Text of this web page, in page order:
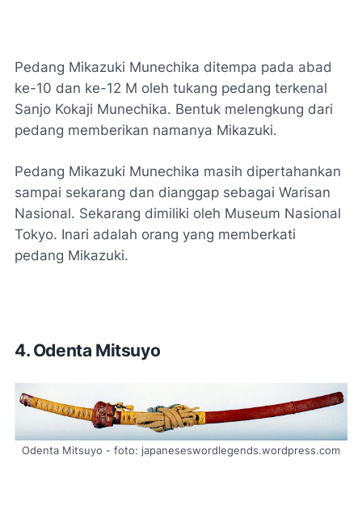
Pedang Mikazuki Munechika ditempa pada abad
ke-10 dan ke-12 M oleh tukang pedang terkenal
Sanjo Kokaji Munechika. Bentuk melengkung dari
pedang memberikan namanya Mikazuki.
Pedang Mikazuki Munechika masih dipertahankan
sampai sekarang dan dianggap sebagai Warisan
Nasional. Sekarang dimiliki oleh Museum Nasional
Tokyo. Inari adalah orang yang memberkati
pedang Mikazuki.
4. Odenta Mitsuyo
Odenta Mitsuyo - foto: japaneseswordlegends.wordpress.com